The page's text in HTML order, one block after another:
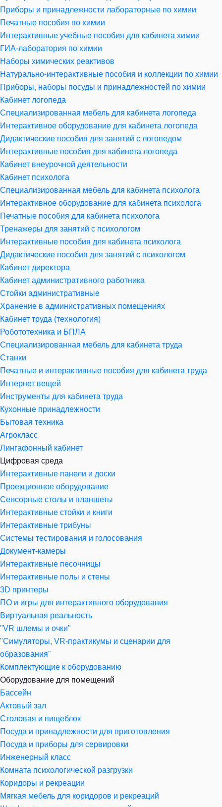
Приборы и принадлежности лабораторные по химии
Печатные пособия по химии
Интерактивные учебные пособия для кабинета химии
ГИА-лаборатория по химии
Наборы химических реактивов
Натурально-интерактивные пособия и коллекции по химии
Приборы, наборы посуды и принадлежностей по химии
Кабинет логопеда
Специализированная мебель для кабинета логопеда
Интерактивное оборудование для кабинета логопеда
Дидактические пособия для занятий с логопедом
Интерактивные пособия для кабинета логопеда
Кабинет внеурочной деятельности
Кабинет психолога
Специализированная мебель для кабинета психолога
Интерактивное оборудование для кабинета психолога
Печатные пособия для кабинета психолога
Тренажеры для занятий с психологом
Интерактивные пособия для кабинета психолога
Дидактические пособия для занятий с психологом
Кабинет директора
Кабинет административного работника
Стойки административные
Хранение в административных помещениях
Кабинет труда (технология)
Робототехника и БПЛА
Специализированная мебель для кабинета труда
Станки
Печатные и интерактивные пособия для кабинета труда
Интернет вещей
Инструменты для кабинета труда
Кухонные принадлежности
Бытовая техника
Агрокласс
Лингафонный кабинет
Цифровая среда
Интерактивные панели и доски
Проекционное оборудование
Сенсорные столы и планшеты
Интерактивные стойки и книги
Интерактивные трибуны
Системы тестирования и голосования
Документ-камеры
Интерактивные песочницы
Интерактивные полы и стены
3D принтеры
ПО и игры для интерактивного оборудования
Виртуальная реальность
"VR шлемы и очки"
"Симуляторы, VR-практикумы и сценарии для
образования"
Комплектующие к оборудованию
Оборудование для помещений
Бассейн
Актовый зал
Столовая и пищеблок
Посуда и принадлежности для приготовления
Посуда и приборы для сервировки
Инженерный класс
Комната психологической разгрузки
Коридоры и рекреации
Мягкая мебель для коридоров и рекреаций